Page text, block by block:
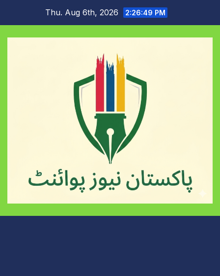
content
Thu. Aug 6th, 2026 2:26:49 PM